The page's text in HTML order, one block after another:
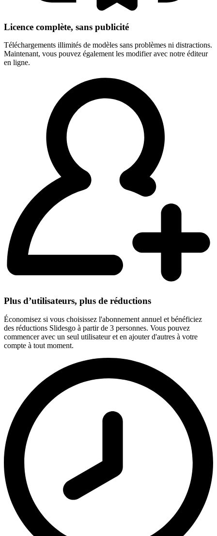
Licence complète, sans publicité
Téléchargements illimités de modèles sans problèmes ni distractions.
Maintenant, vous pouvez également les modifier avec notre éditeur
en ligne.
Plus d’utilisateurs, plus de réductions
Économisez si vous choisissez l'abonnement annuel et bénéficiez
des réductions Slidesgo à partir de 3 personnes. Vous pouvez
commencer avec un seul utilisateur et en ajouter d'autres à votre
compte à tout moment.